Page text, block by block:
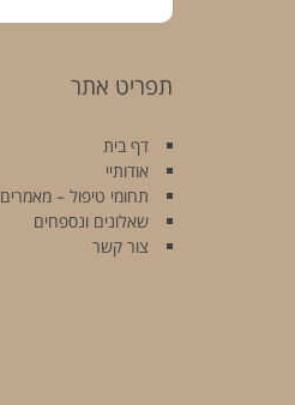
תפריט אתר
דף בית
אודותיי
תחומי טיפול – מאמרים
שאלונים ונספחים
צור קשר